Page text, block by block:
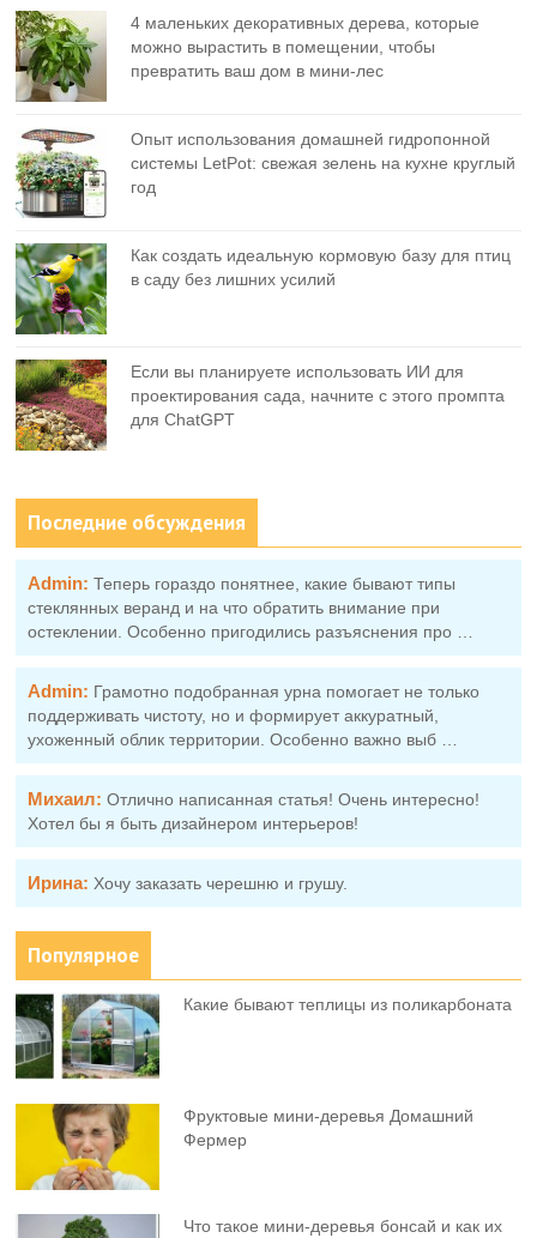
4 маленьких декоративных дерева, которые
можно вырастить в помещении, чтобы
превратить ваш дом в мини-лес
Опыт использования домашней гидропонной
системы LetPot: свежая зелень на кухне круглый
год
Как создать идеальную кормовую базу для птиц
в саду без лишних усилий
Если вы планируете использовать ИИ для
проектирования сада, начните с этого промпта
для ChatGPT
Последние обсуждения
Admin: Теперь гораздо понятнее, какие бывают типы
стеклянных веранд и на что обратить внимание при
остеклении. Особенно пригодились разъяснения про …
Admin: Грамотно подобранная урна помогает не только
поддерживать чистоту, но и формирует аккуратный,
ухоженный облик территории. Особенно важно выб …
Михаил: Отлично написанная статья! Очень интересно!
Хотел бы я быть дизайнером интерьеров!
Ирина: Хочу заказать черешню и грушу.
Популярное
Какие бывают теплицы из поликарбоната
Фруктовыe мини-деревья Домашний
Фермер
Что такое мини-деревья бонсай и как их